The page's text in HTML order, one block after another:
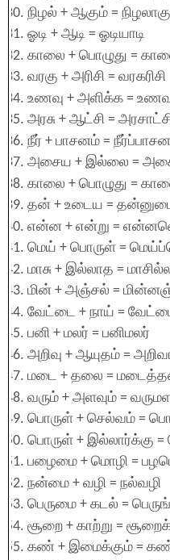
நிழல் + ஆகும் =
ஓடி + ஆடி = ஓடியாடி
காலை + பொழுது =
வரகு + அரிசி = வரகரிசி
உணவு + அளிக்க =
அரசு + ஆட்சி =
நீர் + பாசனம் =
அசைய + இல்லை =
காலை + பொழுது =
தன் + உடைய =
என்ன + என்று =
மெய் + பொருள் =
மாசு + இல்லாத =
மின் + அஞ்சல் =
வேட்டை + நாய் =
பனி + மலர் = பனிமலர்
அறிவு + ஆயுதம் =
மடை + தலை =
வரும் + அளவும் =
பொருள் + செல்வம் =
பொருள் + இல்லார்க்கு =
பழைமை + மொழி =
நன்மை + வழி = நல்வழி
பெருமை + கடல் =
சூறை + காற்று =
கண் + இமைக்கும் =